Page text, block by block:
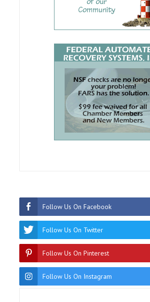
Follow Us On Facebook
Follow Us On Twitter
Follow Us On Pinterest
Follow Us On Instagram